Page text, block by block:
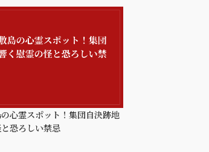
心霊スポット！集団自決跡地
恐ろしい禁忌